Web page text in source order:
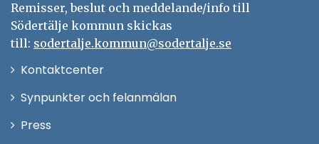
Remisser, beslut och meddelande/info till
Södertälje kommun skickas
till: sodertalje.kommun@sodertalje.se
KontaktcenterÖppna
Synpunkter och felanmälan
Press